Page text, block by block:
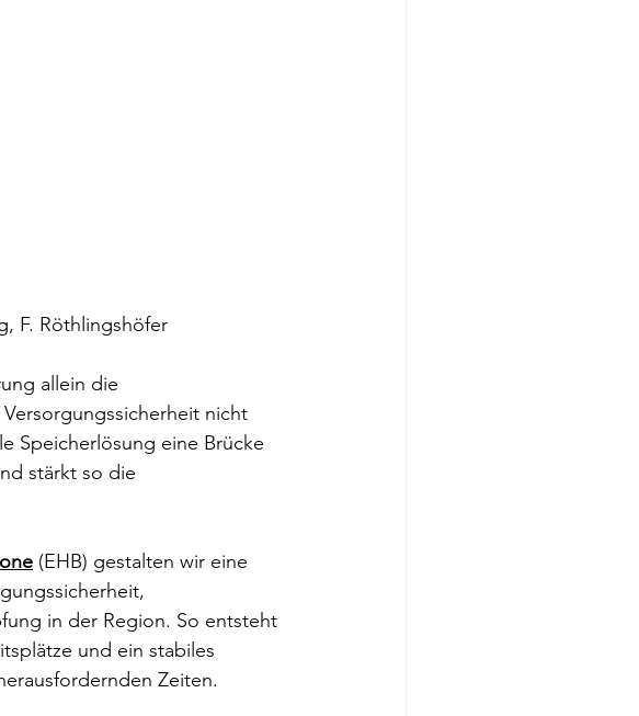
F. Röthlingshöfer
allein die
nicht
Speicherlösung eine Brücke
stärkt so die
(EHB) gestalten wir eine
in der Region. So entsteht
und ein stabiles
Zeiten.